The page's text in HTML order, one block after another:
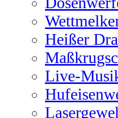
Heißer
Live-